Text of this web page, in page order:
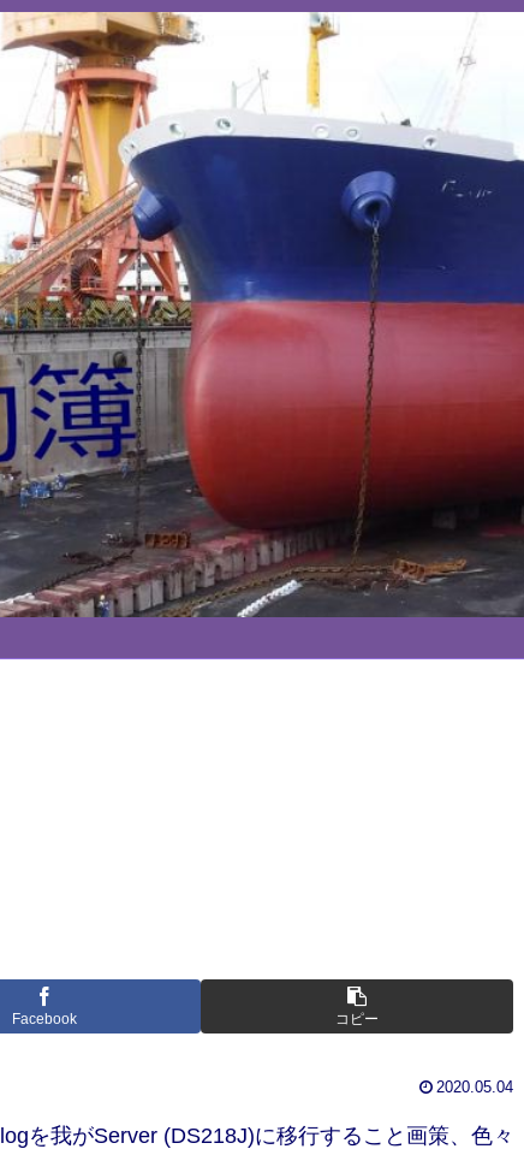
Facebook コピー
2020.05.04
を我がServer (DS218J)に移行すること画策、色々